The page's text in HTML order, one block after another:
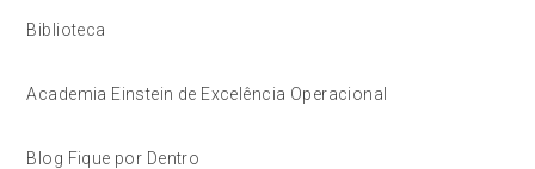
Biblioteca
Academia Einstein de Excelência Operacional
Blog Fique por Dentro